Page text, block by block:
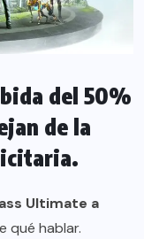
del 50%
de la
Ultimate a
qué hablar.